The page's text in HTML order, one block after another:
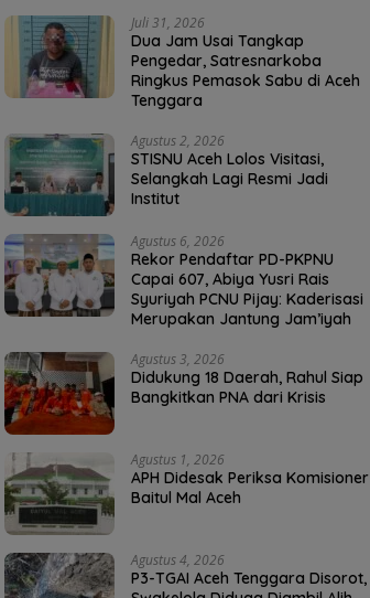
Juli 31, 2026
Dua Jam Usai Tangkap
Pengedar, Satresnarkoba
Ringkus Pemasok Sabu di Aceh
Tenggara
Agustus 2, 2026
STISNU Aceh Lolos Visitasi,
Selangkah Lagi Resmi Jadi
Institut
Agustus 6, 2026
Rekor Pendaftar PD-PKPNU
Capai 607, Abiya Yusri Rais
Syuriyah PCNU Pijay: Kaderisasi
Merupakan Jantung Jam’iyah
Agustus 3, 2026
Didukung 18 Daerah, Rahul Siap
Bangkitkan PNA dari Krisis
Agustus 1, 2026
APH Didesak Periksa Komisioner
Baitul Mal Aceh
Agustus 4, 2026
P3-TGAI Aceh Tenggara Disorot,